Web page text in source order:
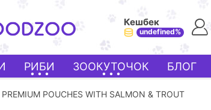
Кешбек
undefined%
РИБИ ЗООКУТОЧОК БЛОГ
PREMIUM POUCHES WITH SALMON & TROUT